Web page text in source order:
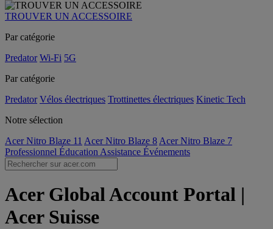
TROUVER UN ACCESSOIRE
Par catégorie
Predator Wi-Fi 5G
Par catégorie
Predator Vélos électriques Trottinettes électriques Kinetic Tech
Notre sélection
Acer Nitro Blaze 11 Acer Nitro Blaze 8 Acer Nitro Blaze 7
Professionnel Éducation Assistance Événements
Acer Global Account Portal |
Acer Suisse